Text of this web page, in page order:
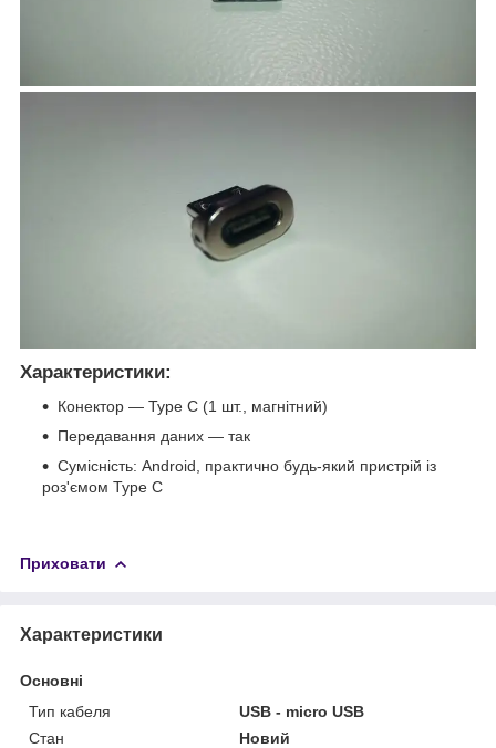
Характеристики:
Конектор — Type C (1 шт., магнітний)
Передавання даних — так
Сумісність: Android, практично будь-який пристрій із
роз'ємом Type C
Приховати
Характеристики
Основні
Тип кабеля
USB - micro USB
Стан
Новий